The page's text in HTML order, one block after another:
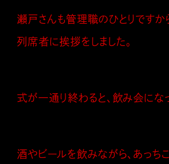
瀬戸さんも管理職のひとりですか
列席者に挨拶をしました。
式が一通り終わると、飲み会になっ
酒やビールを飲みながら、あっち